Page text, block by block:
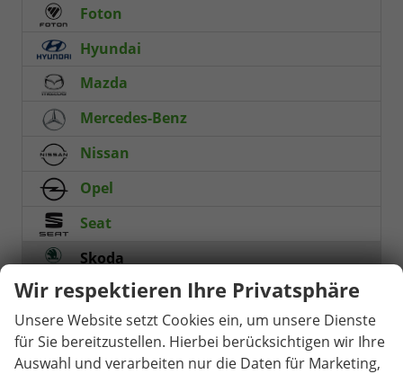
Foton
Hyundai
Mazda
Mercedes-Benz
Nissan
Opel
Seat
Skoda
Citigo1
Fabia
Drive Plus 1.0 TSI 6-Gang
Wir respektieren Ihre Privatsphäre
Unsere Website setzt Cookies ein, um unsere Dienste
für Sie bereitzustellen. Hierbei berücksichtigen wir Ihre
Auswahl und verarbeiten nur die Daten für Marketing,